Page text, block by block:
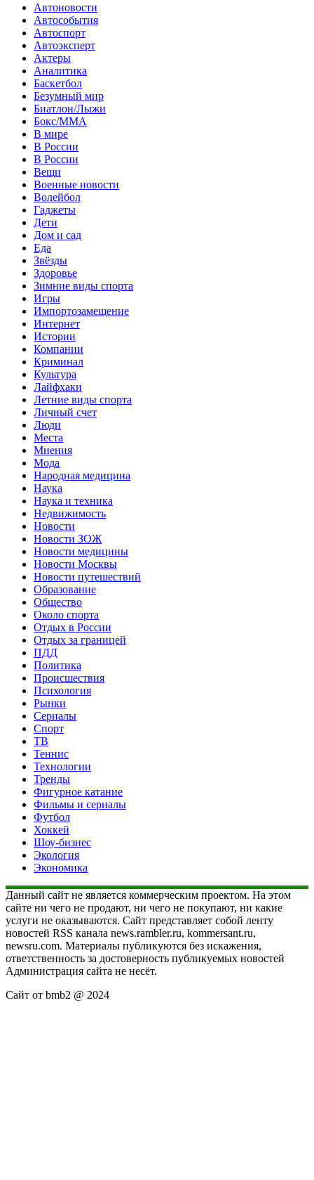
Автоновости
Автособытия
Автоспорт
Автоэксперт
Актеры
Аналитика
Баскетбол
Безумный мир
Биатлон/Лыжи
Бокс/MMA
В мире
В России
В России
Вещи
Военные новости
Волейбол
Гаджеты
Дети
Дом и сад
Еда
Звёзды
Здоровье
Зимние виды спорта
Игры
Импортозамещение
Интернет
Истории
Компании
Криминал
Культура
Лайфхаки
Летние виды спорта
Личный счет
Люди
Места
Мнения
Мода
Народная медицина
Наука
Наука и техника
Недвижимость
Новости
Новости ЗОЖ
Новости медицины
Новости Москвы
Новости путешествий
Образование
Общество
Около спорта
Отдых в России
Отдых за границей
ПДД
Политика
Происшествия
Психология
Рынки
Сериалы
Спорт
ТВ
Теннис
Технологии
Тренды
Фигурное катание
Фильмы и сериалы
Футбол
Хоккей
Шоу-бизнес
Экология
Экономика
Данный сайт не является коммерческим проектом. На этом
сайте ни чего не продают, ни чего не покупают, ни какие
услуги не оказываются. Сайт представляет собой ленту
новостей RSS канала news.rambler.ru, kommersant.ru,
newsru.com. Материалы публикуются без искажения,
ответственность за достоверность публикуемых новостей
Администрация сайта не несёт.
Сайт от bmb2 @ 2024